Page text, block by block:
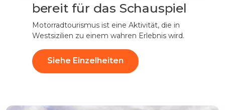
bereit für das Schauspiel
Motorradtourismus ist eine Aktivität, die in
Westsizilien zu einem wahren Erlebnis wird.
Siehe Einzelheiten